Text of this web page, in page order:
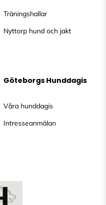
Träningshallar
Nyttorp hund och jakt
Göteborgs Hunddagis
Våra hunddagis
Intresseanmälan